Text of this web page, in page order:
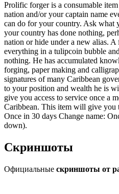
Prolific forger is a consumable
nation and/or your captain name
can do for your country. Ask what
your country has done nothing,
nation or hide under a new alias.
everything in a tulipcoin bubble
nothing. He has accumulated
forging, paper making and
signatures of many Caribbean
to your position and wealth he is
give you access to service once a
Caribbean. This item will give you
Once in 30 days Change name:
down).
Скриншоты
Официальные скриншоты от